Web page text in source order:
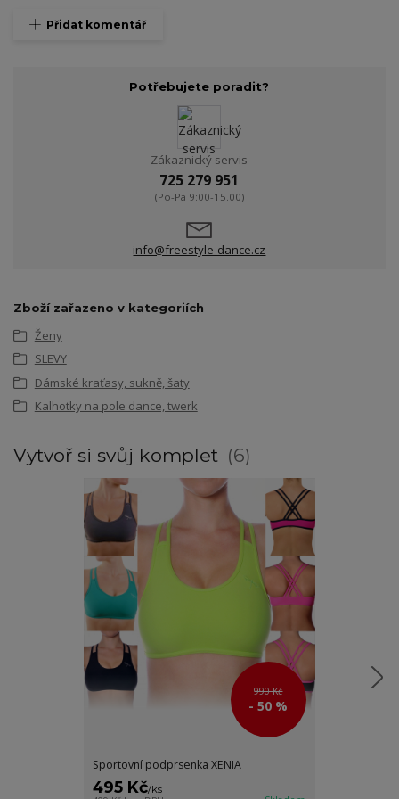
Přidat komentář
Potřebujete poradit?
Zákaznický servis
725 279 951
(Po-Pá 9:00-15.00)
info@freestyle-dance.cz
Zboží zařazeno v kategoriích
Ženy
SLEVY
Dámské kraťasy, sukně, šaty
Kalhotky na pole dance, twerk
Vytvoř si svůj komplet 6
990 Kč
- 50 %
Sportovní podprsenka XENIA
495 Kč/ks